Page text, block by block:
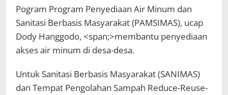
Pogram Program Penyediaan Air Minum dan
Sanitasi Berbasis Masyarakat (PAMSIMAS), ucap
Dody Hanggodo, <span;>membantu penyediaan
akses air minum di desa-desa.
Untuk Sanitasi Berbasis Masyarakat (SANIMAS)
dan Tempat Pengolahan Sampah Reduce-Reuse-